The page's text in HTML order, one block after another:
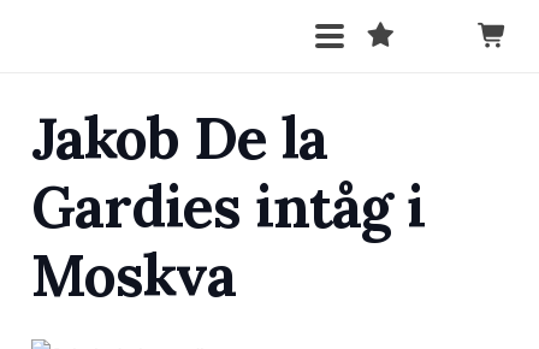
Jakob De la
Gardies intåg i
Moskva